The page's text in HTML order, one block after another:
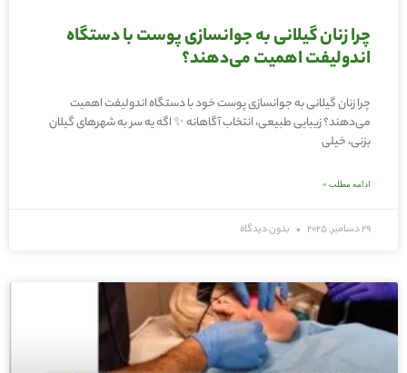
چرا زنان گیلانی به جوانسازی پوست با دستگاه
اندولیفت اهمیت می‌دهند؟
چرا زنان گیلانی به جوانسازی پوست خود با دستگاه اندولیفت اهمیت
می‌دهند؟ زیبایی طبیعی، انتخاب آگاهانه ✨ اگه یه سر به شهرهای گیلان
بزنی، خیلی
ادامه مطلب »
29 دسامبر, 2025 بدون دیدگاه